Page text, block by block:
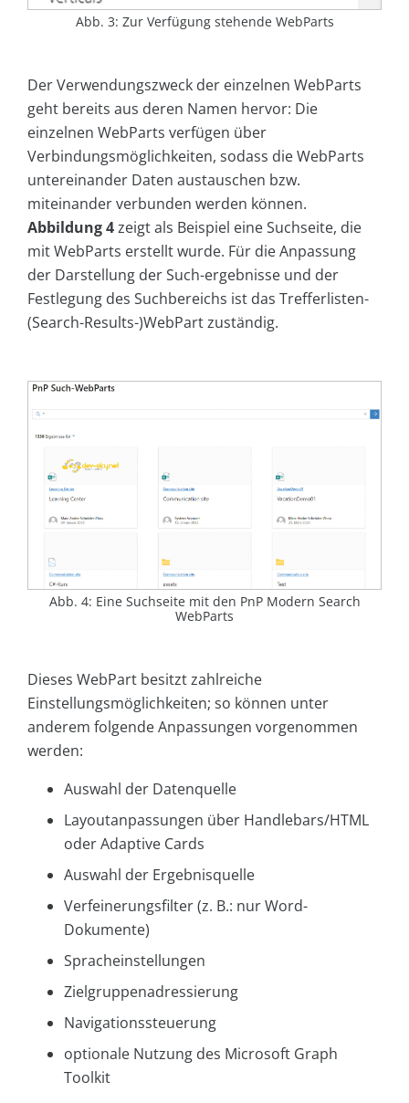
Abb. 3: Zur Verfügung stehende WebParts
Der Verwendungszweck der einzelnen WebParts
geht bereits aus deren Namen hervor: Die
einzelnen WebParts verfügen über
Verbindungsmöglichkeiten, sodass die WebParts
untereinander Daten austauschen bzw.
miteinander verbunden werden können.
Abbildung 4zeigt als Beispiel eine Suchseite, die
mit WebParts erstellt wurde. Für die Anpassung
der Darstellung der Such-ergebnisse und der
Festlegung des Suchbereichs ist das Trefferlisten-
(Search-Results-)WebPart zuständig.
Abb. 4: Eine Suchseite mit den PnP Modern Search
WebParts
Dieses WebPart besitzt zahlreiche
Einstellungsmöglichkeiten; so können unter
anderem folgende Anpassungen vorgenommen
werden:
Auswahl der Datenquelle
Layoutanpassungen über Handlebars/HTML
oder Adaptive Cards
Auswahl der Ergebnisquelle
Verfeinerungsfilter (z. B.: nur Word-
Dokumente)
Spracheinstellungen
Zielgruppenadressierung
Navigationssteuerung
optionale Nutzung des Microsoft Graph
Toolkit